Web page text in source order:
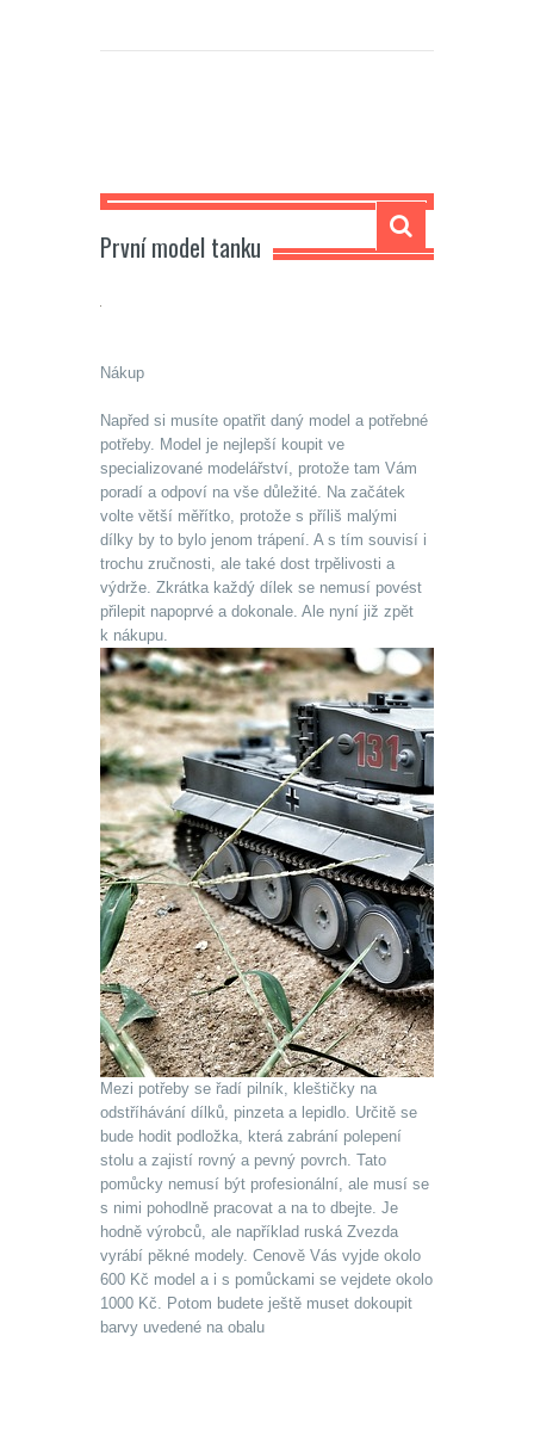
První model tanku
Nákup
Napřed si musíte opatřit daný model a potřebné
potřeby. Model je nejlepší koupit ve
specializované modelářství, protože tam Vám
poradí a odpoví na vše důležité. Na začátek
volte větší měřítko, protože s příliš malými
dílky by to bylo jenom trápení. A s tím souvisí i
trochu zručnosti, ale také dost trpělivosti a
výdrže. Zkrátka každý dílek se nemusí povést
přilepit napoprvé a dokonale. Ale nyní již zpět
k nákupu.
Mezi potřeby se řadí pilník, kleštičky na
odstříhávání dílků, pinzeta a lepidlo. Určitě se
bude hodit podložka, která zabrání polepení
stolu a zajistí rovný a pevný povrch. Tato
pomůcky nemusí být profesionální, ale musí se
s nimi pohodlně pracovat a na to dbejte. Je
hodně výrobců, ale například ruská Zvezda
vyrábí pěkné modely. Cenově Vás vyjde okolo
600 Kč model a i s pomůckami se vejdete okolo
1000 Kč. Potom budete ještě muset dokoupit
barvy uvedené na obalu